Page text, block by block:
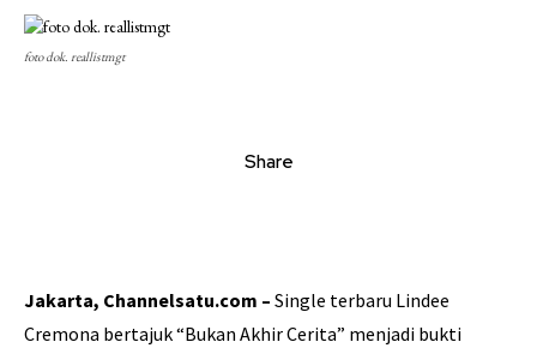
foto dok. reallistmgt
Share
Jakarta, Channelsatu.com – Single terbaru Lindee
Cremona bertajuk “Bukan Akhir Cerita” menjadi bukti